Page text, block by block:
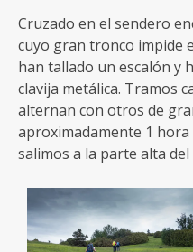
Cruzado en el sendero
cuyo gran tronco impide
han tallado un escalón y
clavija metálica. Tramos
alternan con otros de
aproximadamente 1
salimos a la parte alta del